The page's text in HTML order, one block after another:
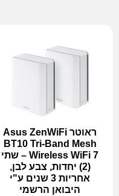
ראוטר Asus ZenWiFi
BT10 Tri-Band Mesh
Wireless WiFi 7 – שתי
(2) יחדות, צבע לבן,
אחריות 3 שנים ע"י
היבואן הרשמי